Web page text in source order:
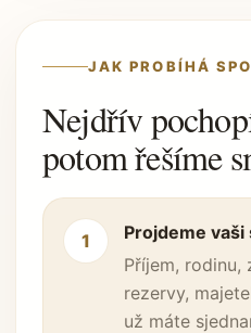
JAK PROBÍHÁ
Nejdřív
potom řešíme
1
Projdeme vaši
Příjem, rodinu,
rezervy,
už máte